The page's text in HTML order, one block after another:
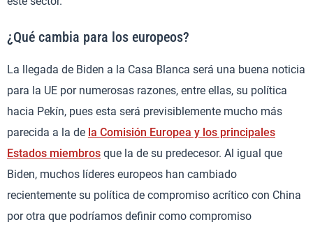
¿Qué cambia para los europeos?
La llegada de Biden a la Casa Blanca será una buena noticia
para la UE por numerosas razones, entre ellas, su política
hacia Pekín, pues esta será previsiblemente mucho más
parecida a la de la Comisión Europea y los principales
Estados miembros que la de su predecesor. Al igual que
Biden, muchos líderes europeos han cambiado
recientemente su política de compromiso acrítico con China
por otra que podríamos definir como compromiso